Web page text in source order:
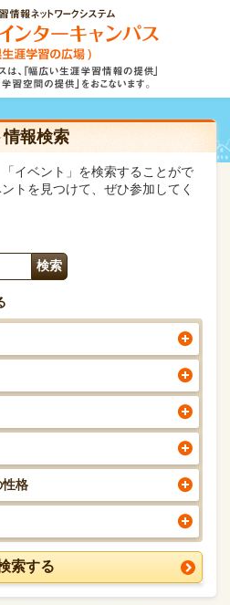
報検索
イベント」を検索することがで
トを見つけて、ぜひ参加してく
性格